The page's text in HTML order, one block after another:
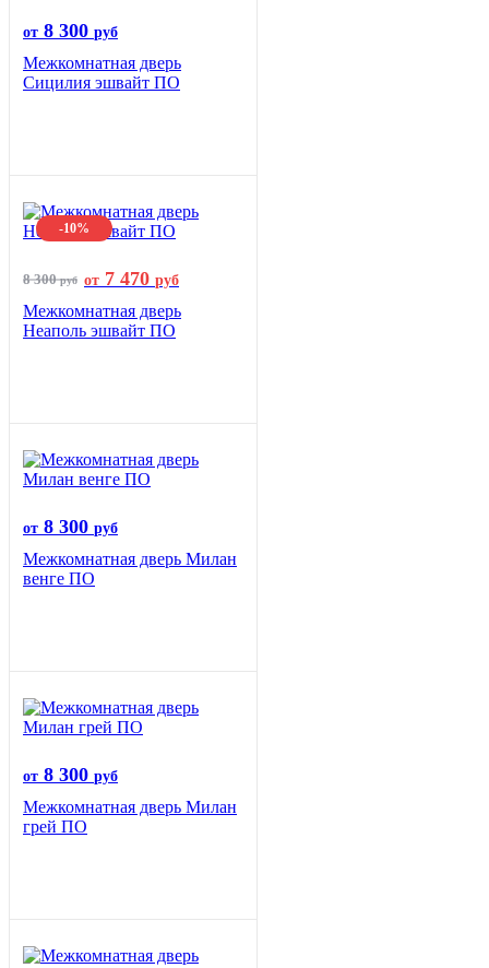
от 8 300 руб
Межкомнатная дверь
Сицилия эшвайт ПО
-10%
8 300руб от 7 470 руб
Межкомнатная дверь
Неаполь эшвайт ПО
от 8 300 руб
Межкомнатная дверь Милан
венге ПО
от 8 300 руб
Межкомнатная дверь Милан
грей ПО